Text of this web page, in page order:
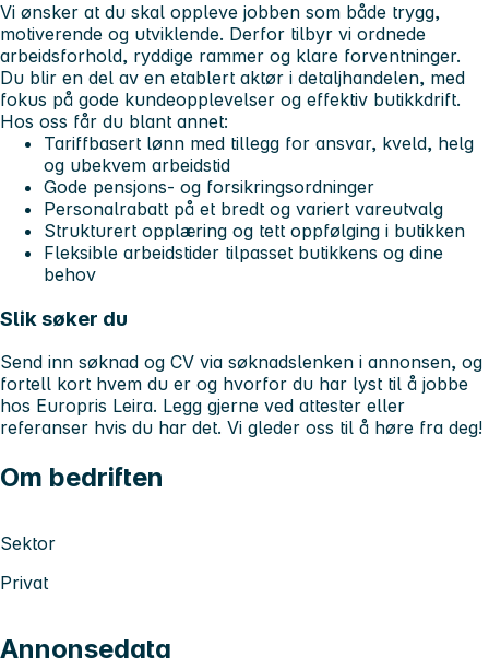
Vi ønsker at du skal oppleve jobben som både trygg,
motiverende og utviklende. Derfor tilbyr vi ordnede
arbeidsforhold, ryddige rammer og klare forventninger.
Du blir en del av en etablert aktør i detaljhandelen, med
fokus på gode kundeopplevelser og effektiv butikkdrift.
Hos oss får du blant annet:
Tariffbasert lønn med tillegg for ansvar, kveld, helg
og ubekvem arbeidstid
Gode pensjons- og forsikringsordninger
Personalrabatt på et bredt og variert vareutvalg
Strukturert opplæring og tett oppfølging i butikken
Fleksible arbeidstider tilpasset butikkens og dine
behov
Slik søker du
Send inn søknad og CV via søknadslenken i annonsen, og
fortell kort hvem du er og hvorfor du har lyst til å jobbe
hos Europris Leira. Legg gjerne ved attester eller
referanser hvis du har det. Vi gleder oss til å høre fra deg!
Om bedriften
Sektor
Privat
Annonsedata